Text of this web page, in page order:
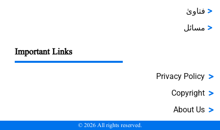
فتاویٰ
مسائل
Important Links
Privacy Policy
Copyright
About Us
©2026All rights reserved.